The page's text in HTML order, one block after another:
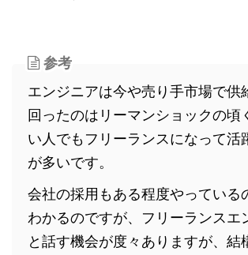
参考
エンジニアは今や売り手市場で供
回ったのはリーマンショックの頃
い人でもフリーランスになって活
が多いです。
会社の採用もある程度やっている
わかるのですが、フリーランスエ
と話す機会が度々ありますが、結